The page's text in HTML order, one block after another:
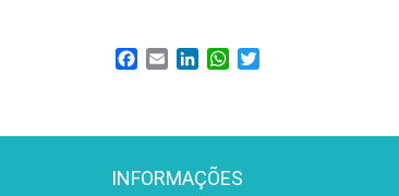
Facebook
Email LinkedInWhatsApp
INFORMAÇÕES